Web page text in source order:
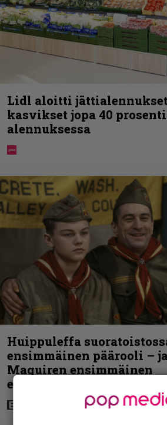
Lidl aloitti
kasvikset jopa 40
alennuksessa
Huippuleffa
ensimmäinen päärooli –
Maguiren ensimmäinen
elokuvaesiintyminen